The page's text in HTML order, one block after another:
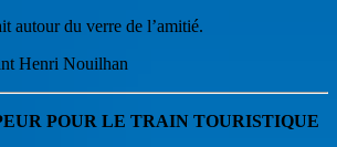
autour du verre de l’amitié.
Henri Nouilhan
POUR LE TRAIN TOURISTIQUE